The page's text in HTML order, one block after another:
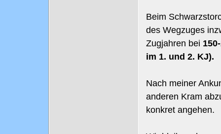
Beim
des Wegzuges
Zugjahren bei
im 1. und 2. KJ).
Nach meiner
anderen Kram
konkret angehen.